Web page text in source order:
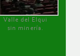
Valle del Elqui
sin minería.